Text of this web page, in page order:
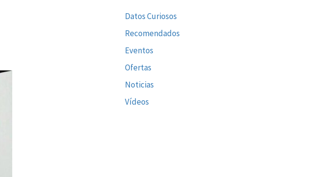
Datos Curiosos
Recomendados
Eventos
Ofertas
Noticias
Vídeos